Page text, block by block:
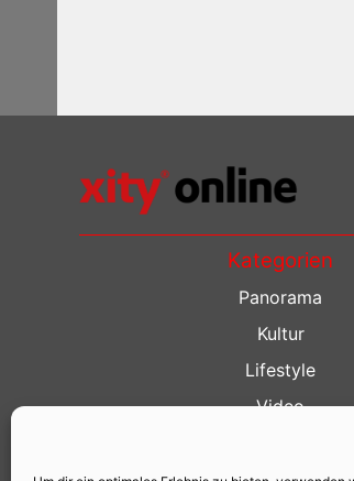
Kategorien
Panorama
Kultur
Lifestyle
Video